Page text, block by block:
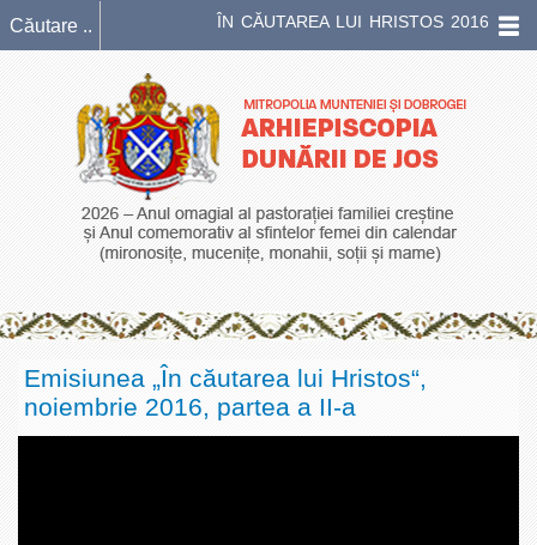
ÎN CĂUTAREA LUI HRISTOS 2016
Emisiunea „În căutarea lui Hristos“,
noiembrie 2016, partea a II-a